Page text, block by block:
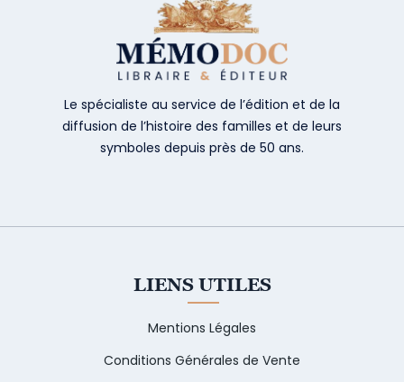
Le spécialiste au service de l’édition et de la
diffusion de l’histoire des familles et de leurs
symboles depuis près de 50 ans.
LIENS UTILES
Mentions Légales
Conditions Générales de Vente